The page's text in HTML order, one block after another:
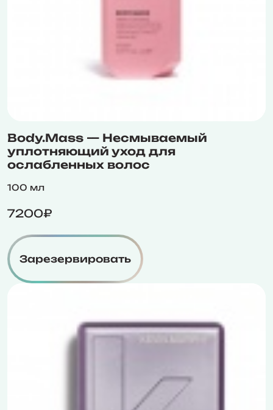
Body.Mass — Несмываемый
уплотняющий уход для
ослабленных волос
100 мл
7200₽
Зарезервировать